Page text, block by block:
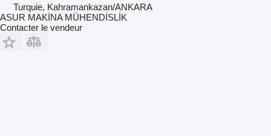
Turquie, Kahramankazan/ANKARA
ASUR MAKİNA MÜHENDİSLİK
Contacter le vendeur